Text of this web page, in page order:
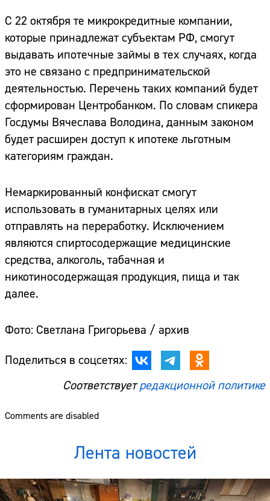
С 22 октября те микрокредитные компании,
которые принадлежат субъектам РФ, смогут
выдавать ипотечные займы в тех случаях, когда
это не связано с предпринимательской
деятельностью. Перечень таких компаний будет
сформирован Центробанком. По словам спикера
Госдумы Вячеслава Володина, данным законом
будет расширен доступ к ипотеке льготным
категориям граждан.
Немаркированный конфискат смогут
использовать в гуманитарных целях или
отправлять на переработку. Исключением
являются спиртосодержащие медицинские
средства, алкоголь, табачная и
никотиносодержащая продукция, пища и так
далее.
Фото: Светлана Григорьева / архив
Поделиться в соцсетях:
Соответствуетредакционной политике
Comments are disabled
Лента новостей